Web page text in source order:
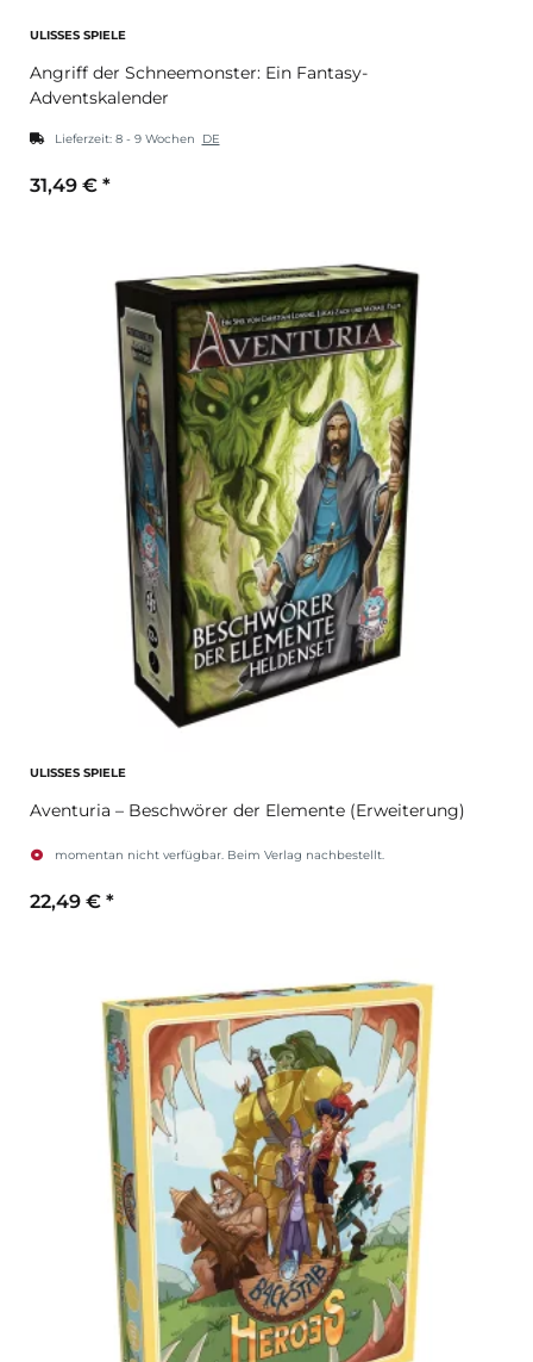
ULISSES SPIELE
Angriff der Schneemonster: Ein Fantasy-
Adventskalender
Lieferzeit: 8 - 9 Wochen DE
31,49 € *
ULISSES SPIELE
Aventuria – Beschwörer der Elemente (Erweiterung)
momentan nicht verfügbar. Beim Verlag nachbestellt.
22,49 € *